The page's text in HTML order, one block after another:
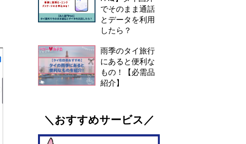
でそのまま通話
とデータを利用
したら？
雨季のタイ旅行
にあると便利な
もの！【必需品
紹介】
＼おすすめサービス／